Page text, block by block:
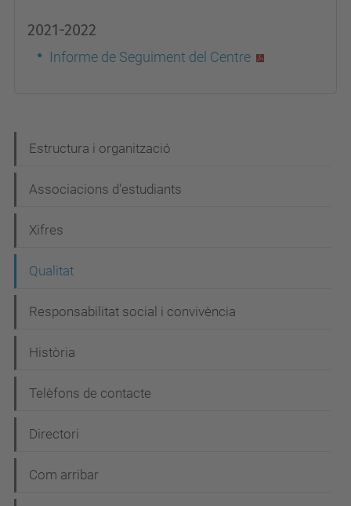
2021-2022
Informe de Seguiment del Centre
a
v
g
a
i
ó
Estructura i organització
Associacions d'estudiants
Xifres
Qualitat
Responsabilitat social i convivència
Història
Telèfons de contacte
Directori
Com arribar